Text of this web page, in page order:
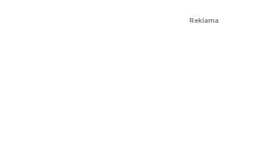
Reklama